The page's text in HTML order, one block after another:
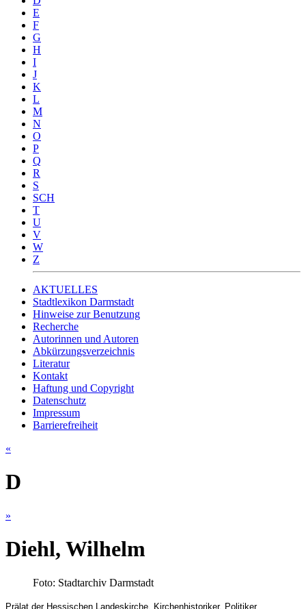
E
F
G
H
I
J
K
L
M
N
O
P
Q
R
S
SCH
T
U
V
W
Z
AKTUELLES
Stadtlexikon Darmstadt
Hinweise zur Benutzung
Recherche
Autorinnen und Autoren
Abkürzungsverzeichnis
Literatur
Kontakt
Haftung und Copyright
Datenschutz
Impressum
Barrierefreiheit
«
D
»
Diehl, Wilhelm
Foto: Stadtarchiv Darmstadt
Prälat der Hessischen Landeskirche, Kirchenhistoriker, Politiker